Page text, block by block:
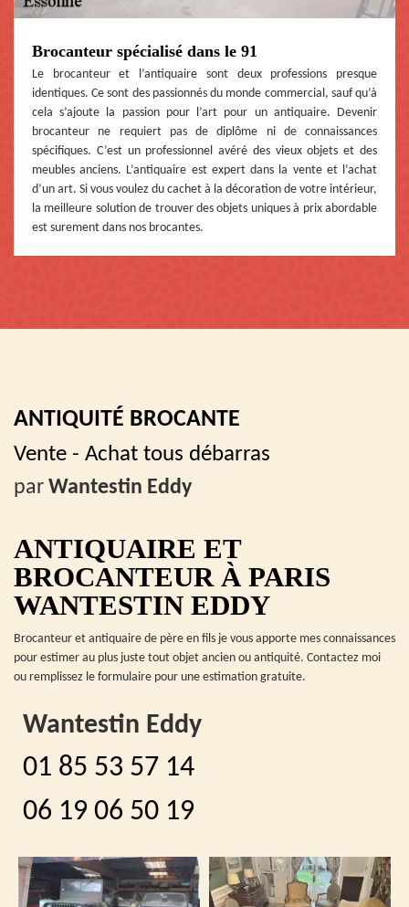
Brocanteur spécialisé dans le 91
Le brocanteur et l’antiquaire sont deux professions presque
identiques. Ce sont des passionnés du monde commercial, sauf qu’à
cela s’ajoute la passion pour l’art pour un antiquaire. Devenir
brocanteur ne requiert pas de diplôme ni de connaissances
spécifiques. C’est un professionnel avéré des vieux objets et des
meubles anciens. L’antiquaire est expert dans la vente et l’achat
d’un art. Si vous voulez du cachet à la décoration de votre intérieur,
la meilleure solution de trouver des objets uniques à prix abordable
est surement dans nos brocantes.
ANTIQUITÉ BROCANTE
Vente - Achat tous débarras
par Wantestin Eddy
ANTIQUAIRE ET
BROCANTEUR À PARIS
WANTESTIN EDDY
Brocanteur et antiquaire de père en fils je vous apporte mes connaissances
pour estimer au plus juste tout objet ancien ou antiquité. Contactez moi
ou remplissez le formulaire pour une estimation gratuite.
Wantestin Eddy
01 85 53 57 14
06 19 06 50 19